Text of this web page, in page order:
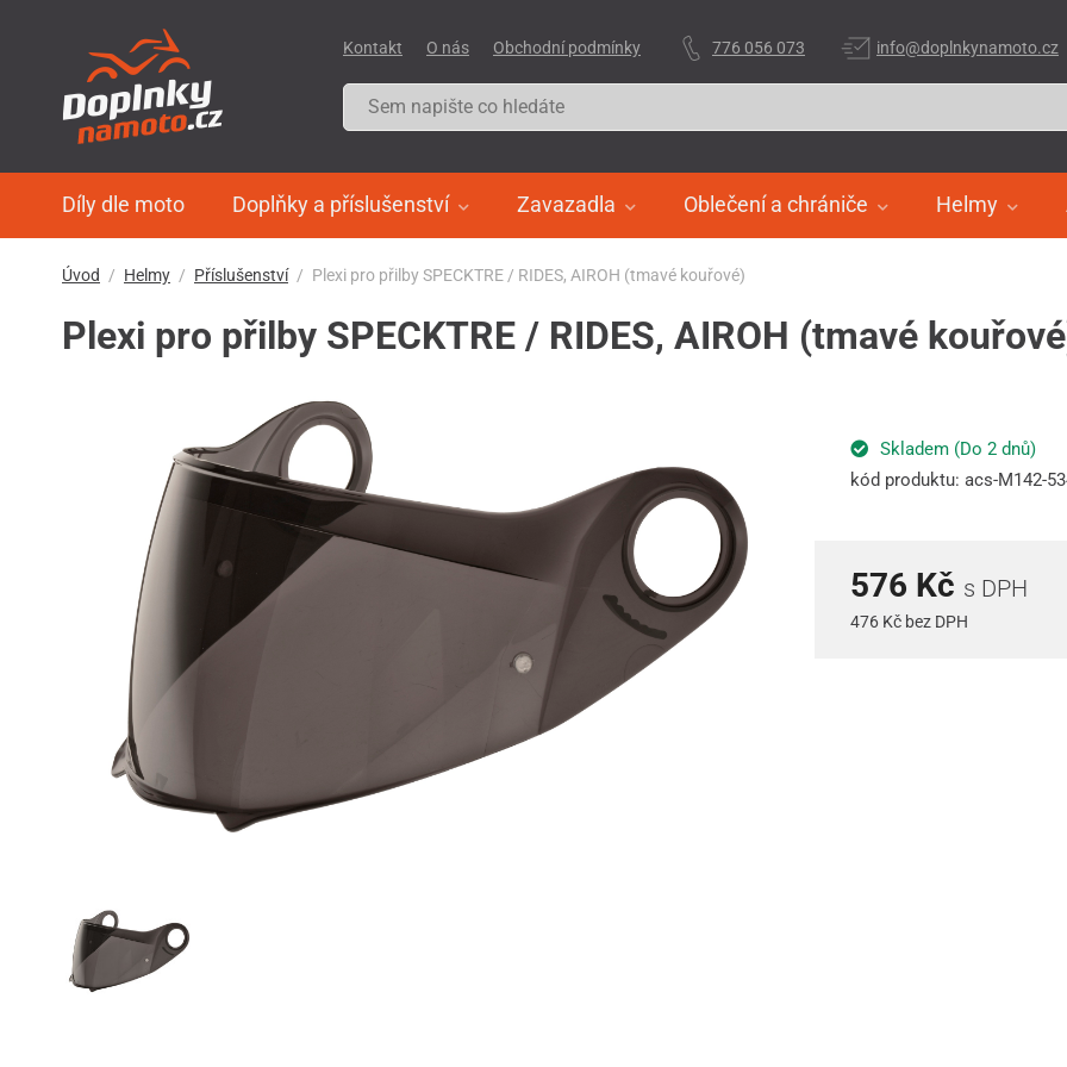
Díly dle moto Doplňky a příslušenství Zavazadla Oblečení a chrániče Helmy
Kontakt O nás Obchodní podmínky 776 056 073 info@doplnkynamoto.cz
Úvod Helmy Příslušenství Plexi pro přilby SPECKTRE / RIDES, AIROH (tmavé kouřové)
Plexi pro přilby SPECKTRE / RIDES, AIROH (tmavé
Skladem (Do 2 dnů)
kód produktu: acs-M142-
576 Kč s DPH
476 Kč bez DPH